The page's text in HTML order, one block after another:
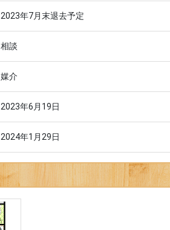
2023年7月末退去予定
相談
媒介
2023年6月19日
2024年1月29日